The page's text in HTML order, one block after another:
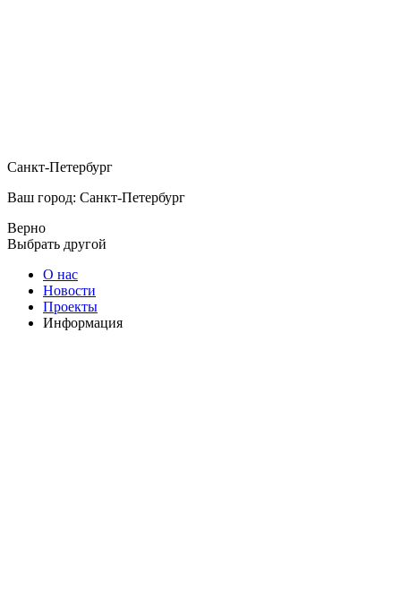
Санкт-Петербург
Ваш город: Санкт-Петербург
Верно
Выбрать другой
О нас
Новости
Проекты
Информация